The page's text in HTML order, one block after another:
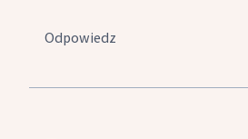
Odpowiedz